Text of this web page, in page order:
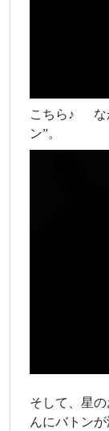
こちら♪ な
ン”。
そして、星
んにバトンが